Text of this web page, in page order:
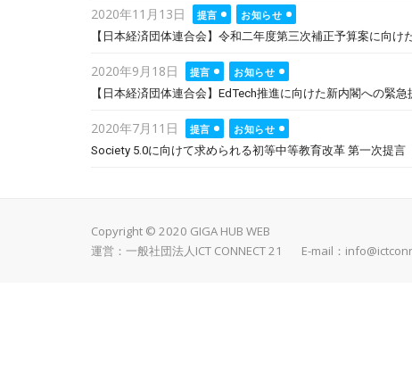
Posted
on
2020年11月13日 提言
お知らせ
【日本経済団体連合会】令和二年度第三次補正予算案に向け
Posted
on
2020年9月18日 提言
お知らせ
【日本経済団体連合会】EdTech推進に向けた新内閣への緊急
Posted
on
2020年7月11日 提言
お知らせ
Society 5.0に向けて求められる初等中等教育改革 第一次提言
Copyright © 2020 GIGA HUB WEB
運営：一般社団法人ICT CONNECT 21 E-mail：